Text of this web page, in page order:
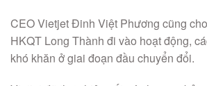
CEO Vietjet Đinh Việt Phương cũng
HKQT Long Thành đi vào hoạt động,
khó khăn ở giai đoạn đầu chuyển đổi.